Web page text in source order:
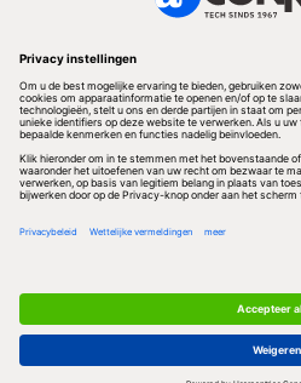
Volg ons
Redactionele partner
Algemene Voorwaarden & Copyrights